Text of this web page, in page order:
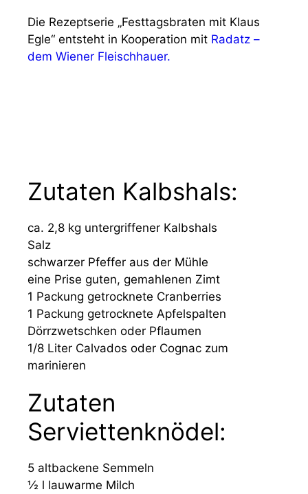
Die Rezeptserie „Festtagsbraten mit Klaus
Egle“ entsteht in Kooperation mit Radatz –
dem Wiener Fleischhauer.
Zutaten Kalbshals:
ca. 2,8 kg untergriffener Kalbshals
Salz
schwarzer Pfeffer aus der Mühle
eine Prise guten, gemahlenen Zimt
1 Packung getrocknete Cranberries
1 Packung getrocknete Apfelspalten
Dörrzwetschken oder Pflaumen
1/8 Liter Calvados oder Cognac zum
marinieren
Zutaten
Serviettenknödel:
5 altbackene Semmeln
½ l lauwarme Milch